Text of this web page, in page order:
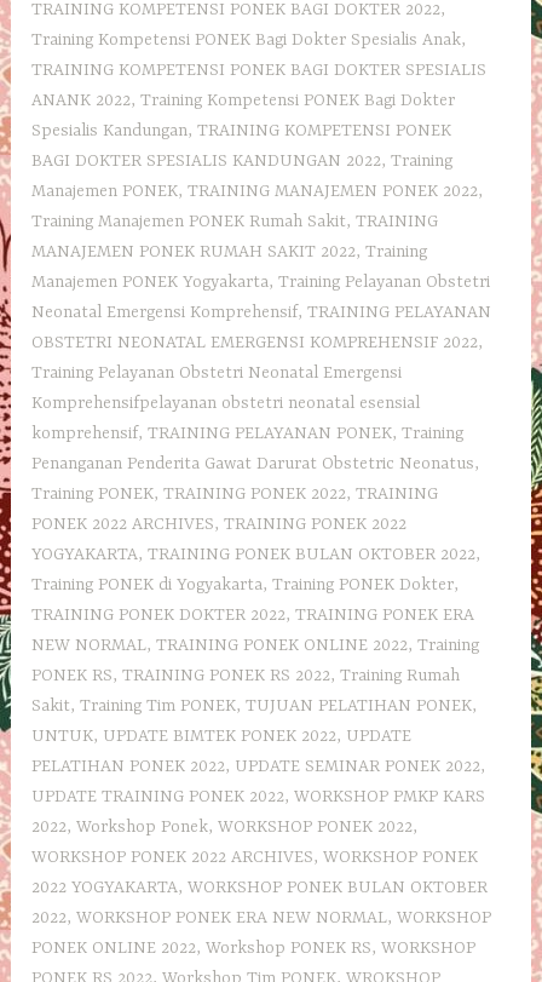
TRAINING KOMPETENSI PONEK BAGI DOKTER 2022,
Training Kompetensi PONEK Bagi Dokter Spesialis Anak,
TRAINING KOMPETENSI PONEK BAGI DOKTER SPESIALIS
ANANK 2022,Training Kompetensi PONEK Bagi Dokter
Spesialis Kandungan,TRAINING KOMPETENSI PONEK
BAGI DOKTER SPESIALIS KANDUNGAN 2022,Training
Manajemen PONEK,TRAINING MANAJEMEN PONEK 2022,
Training Manajemen PONEK Rumah Sakit,TRAINING
MANAJEMEN PONEK RUMAH SAKIT 2022,Training
Manajemen PONEK Yogyakarta,Training Pelayanan Obstetri
Neonatal Emergensi Komprehensif,TRAINING PELAYANAN
OBSTETRI NEONATAL EMERGENSI KOMPREHENSIF 2022,
Training Pelayanan Obstetri Neonatal Emergensi
Komprehensifpelayanan obstetri neonatal esensial
komprehensif,TRAINING PELAYANAN PONEK,Training
Penanganan Penderita Gawat Darurat Obstetric Neonatus,
Training PONEK,TRAINING PONEK 2022,TRAINING
PONEK 2022 ARCHIVES,TRAINING PONEK 2022
YOGYAKARTA,TRAINING PONEK BULAN OKTOBER 2022,
Training PONEK di Yogyakarta,Training PONEK Dokter,
TRAINING PONEK DOKTER 2022,TRAINING PONEK ERA
NEW NORMAL,TRAINING PONEK ONLINE 2022,Training
PONEK RS,TRAINING PONEK RS 2022,Training Rumah
Sakit,Training Tim PONEK,TUJUAN PELATIHAN PONEK,
UNTUK, UPDATE BIMTEK PONEK 2022, UPDATE
PELATIHAN PONEK 2022, UPDATE SEMINAR PONEK 2022,
UPDATE TRAINING PONEK 2022,WORKSHOP PMKP KARS
2022,Workshop Ponek,WORKSHOP PONEK 2022,
WORKSHOP PONEK 2022 ARCHIVES,WORKSHOP PONEK
2022 YOGYAKARTA,WORKSHOP PONEK BULAN OKTOBER
2022,WORKSHOP PONEK ERA NEW NORMAL,WORKSHOP
PONEK ONLINE 2022,Workshop PONEK RS,WORKSHOP
PONEK RS 2022,Workshop Tim PONEK,WROKSHOP